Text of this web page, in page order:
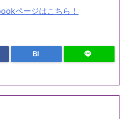
ページはこちら！
B!